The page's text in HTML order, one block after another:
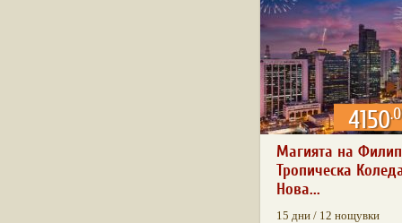
4150
Магията на
Тропическа
Нова...
15 дни / 12 нощувки